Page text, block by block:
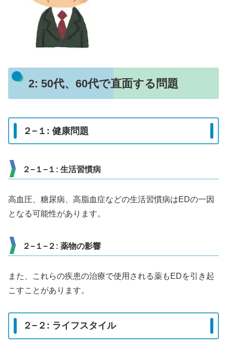
2: 50代、60代で直面する問題
２−１: 健康問題
２−１−１: 生活習慣病
高血圧、糖尿病、高脂血症などの生活習慣病はEDの一因
となる可能性があります。
２−１−２: 薬物の影響
また、これらの疾患の治療で使用される薬もEDを引き起
こすことがあります。
２−２: ライフスタイル